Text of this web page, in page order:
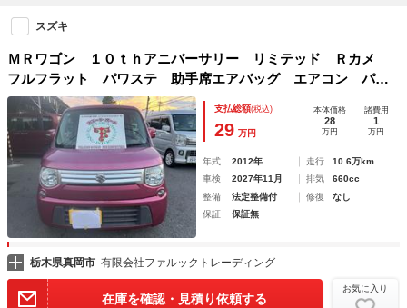
スズキ
ＭＲワゴン １０ｔｈアニバーサリー リミテッド Ｒカメ
フルフラット パワステ 助手席エアバッグ エアコン パワ
ーウィンドウ セキュリティ Ｓキー 衝突安全ボディ ベン
チシート キーフリー ＡＢＳ ＵＳＢ エアバック
支払総額(税込)
29 万円
本体価格
28
万円
諸費用
1
万円
年式 2012年 走行
10.6万km
車検
2027年11月 排気
660cc
整備
法定整備付 修復
なし
保証
保証無
栃木県真岡市 有限会社ファルックトレーディング
在庫を確認・見積り依頼する
お気に入り